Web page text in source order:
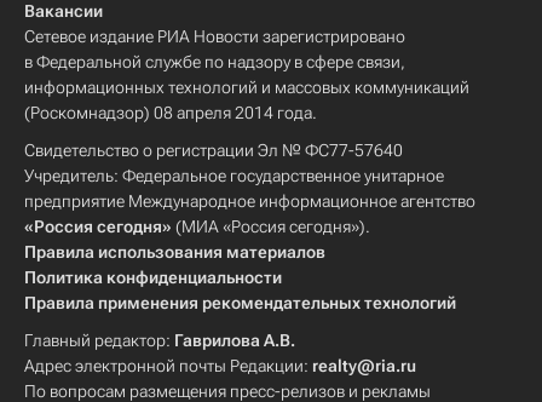
Вакансии
Сетевое издание РИА Новости зарегистрировано
в Федеральной службе по надзору в сфере связи,
информационных технологий и массовых коммуникаций
(Роскомнадзор) 08 апреля 2014 года.
Свидетельство о регистрации Эл № ФС77-57640
Учредитель: Федеральное государственное унитарное
предприятие Международное информационное агентство
«Россия сегодня» (МИА «Россия сегодня»).
Правила использования материалов
Политика конфиденциальности
Правила применения рекомендательных технологий
Главный редактор: Гаврилова А.В.
Адрес электронной почты Редакции: realty@ria.ru
По вопросам размещения пресс-релизов и рекламы